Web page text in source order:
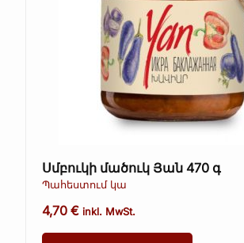
Սմբուկի մածուկ Յան 470 գ
Պահեստում կա
4,70€ inkl. MwSt.